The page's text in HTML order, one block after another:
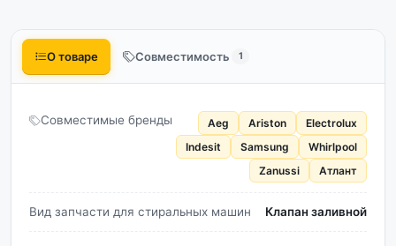
О товаре Совместимость 1
Совместимые бренды Aeg Ariston
Electrolux
Indesit
Samsung
Whirlpool
Zanussi
Атлант
Вид запчасти для стиральных машин Клапан заливной